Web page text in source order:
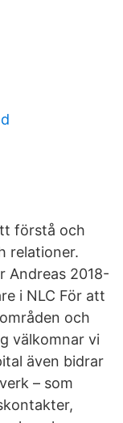
förstå och
relationer.
Andreas 2018-
i NLC För att
och
välkomnar vi
även bidrar
– som